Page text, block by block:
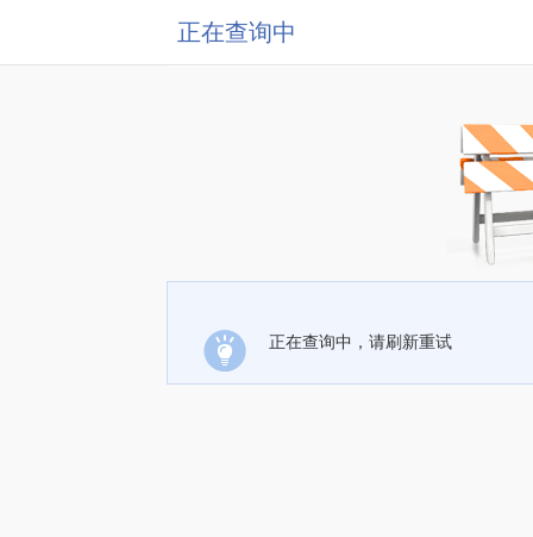
正在查询中
正在查询中，请刷新重试